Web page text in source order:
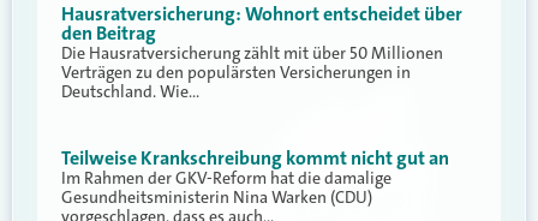
Hausratversicherung: Wohnort entscheidet über
den Beitrag
Die Hausratversicherung zählt mit über 50 Millionen
Verträgen zu den populärsten Versicherungen in
Deutschland. Wie…
Teilweise Krankschreibung kommt nicht gut an
Im Rahmen der GKV-Reform hat die damalige
Gesundheitsministerin Nina Warken (CDU)
vorgeschlagen, dass es auch…